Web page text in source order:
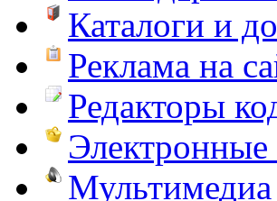
Каталоги и
Реклама на
Редакторы
Мультимедиа